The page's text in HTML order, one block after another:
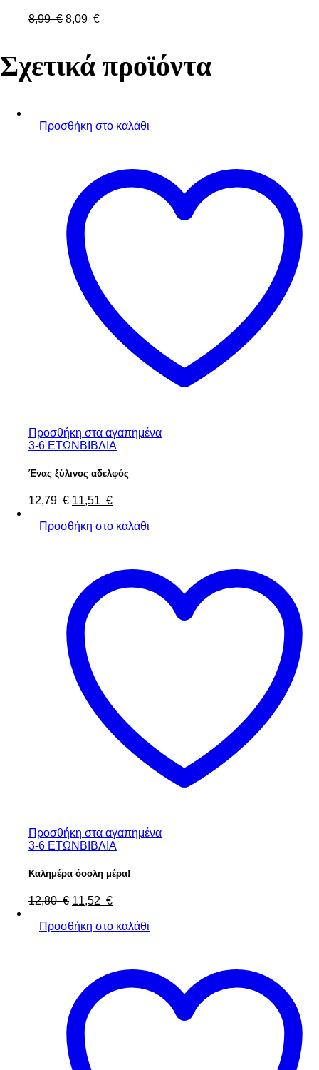
8,99 € 8,09 €
Σχετικά προϊόντα
Προσθήκη στο καλάθι
Προσθήκη στα αγαπημένα
3-6 ΕΤΩΝ ΒΙΒΛΙΑ
Ένας ξύλινος αδελφός
12,79 € 11,51 €
Προσθήκη στο καλάθι
Προσθήκη στα αγαπημένα
3-6 ΕΤΩΝ ΒΙΒΛΙΑ
Καλημέρα όοολη μέρα!
12,80 € 11,52 €
Προσθήκη στο καλάθι